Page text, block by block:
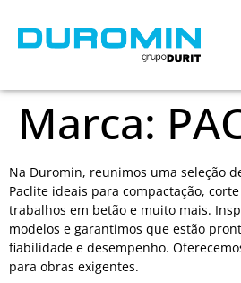
Marca:
Na Duromin, reunimos uma seleção
Paclite ideais para compactação,
trabalhos em betão e muito mais.
modelos e garantimos que estão
fiabilidade e desempenho.
para obras exigentes.